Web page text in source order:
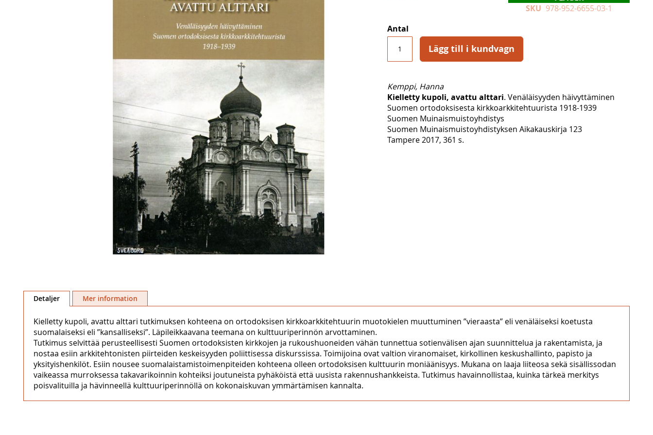
till
bildgalleriet
SKU 978-952-6655-03-1
Antal
Lägg till i kundvagn
Kemppi, Hanna
Kielletty kupoli, avattu alttari. Venäläisyyden häivyttäminen
Suomen ortodoksisesta kirkkoarkkitehtuurista 1918-1939
Suomen Muinaismuistoyhdistys
Suomen Muinaismuistoyhdistyksen Aikakauskirja 123
Tampere 2017, 361 s.
Detaljer
Kielletty kupoli, avattu alttari tutkimuksen kohteena on ortodoksisen kirkkoarkkitehtuurin muotokielen muuttuminen ”vieraasta” eli venäläiseksi koetusta
suomalaiseksi eli ”kansalliseksi”. Läpileikkaavana teemana on kulttuuriperinnön arvottaminen.
Tutkimus selvittää perusteellisesti Suomen ortodoksisten kirkkojen ja rukoushuoneiden vähän tunnettua sotienvälisen ajan suunnittelua ja rakentamista, ja
nostaa esiin arkkitehtonisten piirteiden keskeisyyden poliittisessa diskurssissa. Toimijoina ovat valtion viranomaiset, kirkollinen keskushallinto, papisto ja
yksityishenkilöt. Esiin nousee suomalaistamistoimenpiteiden kohteena olleen ortodoksisen kulttuurin moniäänisyys. Mukana on laaja liiteosa sekä sisällissodan
vaikeassa murroksessa takavarikoinnin kohteiksi joutuneista pyhäköistä että uusista rakennushankkeista. Tutkimus havainnollistaa, kuinka tärkeä merkitys
poisvalituilla ja hävinneellä kulttuuriperinnöllä on kokonaiskuvan ymmärtämisen kannalta.
Mer information